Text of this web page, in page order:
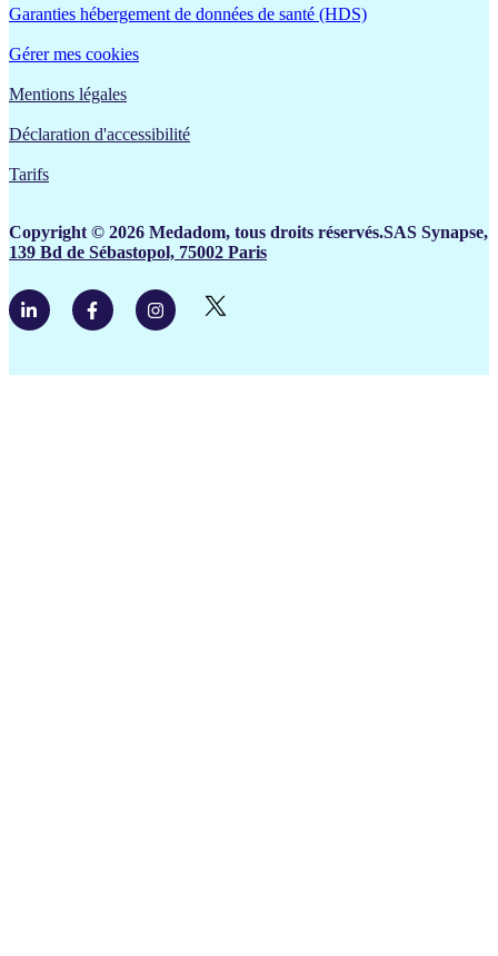
Garanties hébergement de données de santé (HDS)
Gérer mes cookies
Mentions légales
Déclaration d'accessibilité
Tarifs
Copyright © 2026 Medadom, tous droits réservés.SAS Synapse,
139 Bd de Sébastopol, 75002 Paris